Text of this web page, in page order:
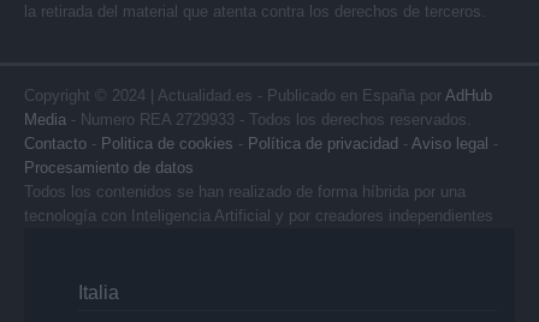
la retirada del material que atenta contra los derechos de terceros.
Copyright © 2024 | Actualidad.es - Publicado en España por AdHub
Media - Numero REA 2729933 - Todos los derechos reservados.
Contacto - Politica de cookies - Política de privacidad - Aviso legal -
Procesamiento de datos
Todos los contenidos se han realizado de forma híbrida por una
tecnología con Inteligencia Artificial y por creadores independientes
Italia